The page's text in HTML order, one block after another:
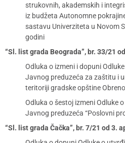
strukovnih, akademskih i
iz budžeta Autonomne
sastavu Univerziteta u Novom
godini
“Sl. list grada Beograda”, br. 33/21
Odluka o izmeni i dopuni
Javnog preduzeća za zaštitu i
teritoriji gradske opštine
Odluka o šestoj izmeni Odluke
Javnog preduzeća “Poslovni
“Sl. list grada Čačka”, br. 7/21 od 3.